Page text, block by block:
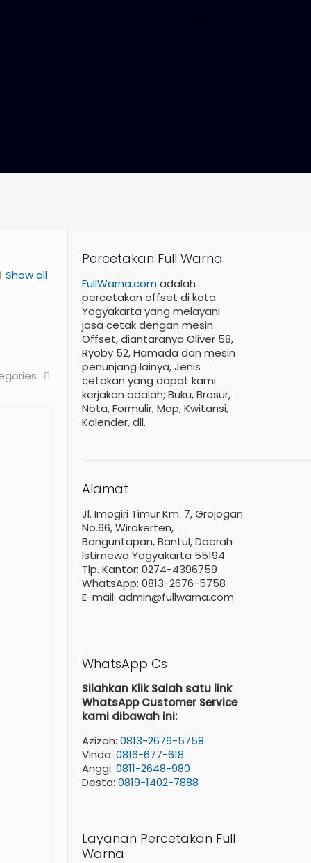
Show all
Percetakan Full Warna
FullWarna.comadalah
percetakan offset di kota
Yogyakarta yang melayani
jasa cetak dengan mesin
Offset, diantaranya Oliver 58,
Ryoby 52, Hamada dan mesin
penunjang lainya, Jenis
cetakan yang dapat kami
kerjakan adalah; Buku, Brosur,
Nota, Formulir, Map, Kwitansi,
Kalender, dll.
Alamat
Jl. Imogiri Timur Km. 7, Grojogan
No.66, Wirokerten,
Banguntapan, Bantul, Daerah
Istimewa Yogyakarta 55194
Tlp. Kantor: 0274-4396759
WhatsApp: 0813-2676-5758
E-mail: admin@fullwarna.com
WhatsApp Cs
Silahkan Klik Salah satu link
WhatsApp Customer Service
kami dibawah ini:
Azizah:0813-2676-5758
Vinda:0816-677-618
Anggi:0811-2648-980
Desta:0819-1402-7888
Layanan Percetakan Full
Warna